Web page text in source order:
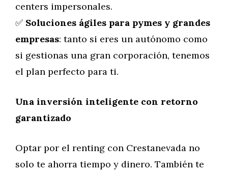
centers impersonales.
✅ Soluciones ágiles para pymes y grandes
empresas: tanto si eres un autónomo como
si gestionas una gran corporación, tenemos
el plan perfecto para ti.
Una inversión inteligente con retorno
garantizado
Optar por el renting con Crestanevada no
solo te ahorra tiempo y dinero. También te